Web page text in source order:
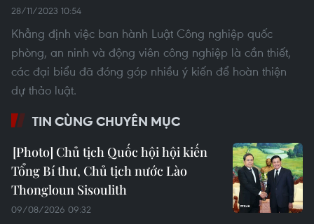
28/11/2023 10:54
Khẳng định việc ban hành Luật Công nghiệp quốc
phòng, an ninh và động viên công nghiệp là cần thiết,
các đại biểu đã đóng góp nhiều ý kiến để hoàn thiện
dự thảo luật.
TIN CÙNG CHUYÊN MỤC
Chủ tịch Quốc hội hội kiến
Tổng Bí thư, Chủ tịch nước Lào
Thongloun Sisoulith
09/08/2026 09:32